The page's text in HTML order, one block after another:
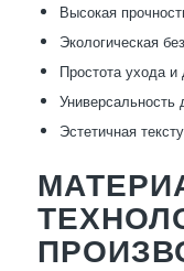
Высокая
Экологическая
Простота ухода и
Универсальность
Эстетичная